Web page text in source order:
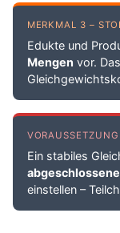
MERKMAL 3 –
Edukte und
Mengen vor.
VORAUSSETZUNG
Ein stabiles
einstellen –